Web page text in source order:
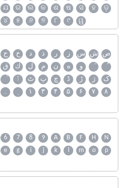
ଯ ର ଲ ଳ ଶ ଷ ସ ହ
ଡ଼
୪ ୫ ୬ ୭ ୮ ୯ ୱ
ح خ د ذ ر ز س ش ص
ق ك ل م ن ه
و
ٲ ٹ پ چ ڈ ڑ ژ
ک
۔ ۱ ۳ ۴ ۵ ۶ ۷
۸
6 7 8 9 A B F H
N
e g i j k l m o
p